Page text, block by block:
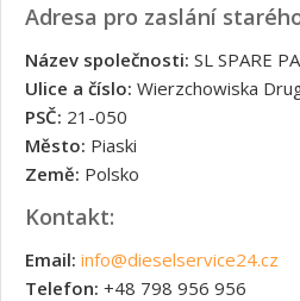
Adresa pro zaslání
Název společnosti: SL SPARE
Ulice a číslo: Wierzchowiska
PSČ: 21-050
Město: Piaski
Země: Polsko
Kontakt:
Email: info@dieselservice24.cz
Telefon: +48 798 956 956